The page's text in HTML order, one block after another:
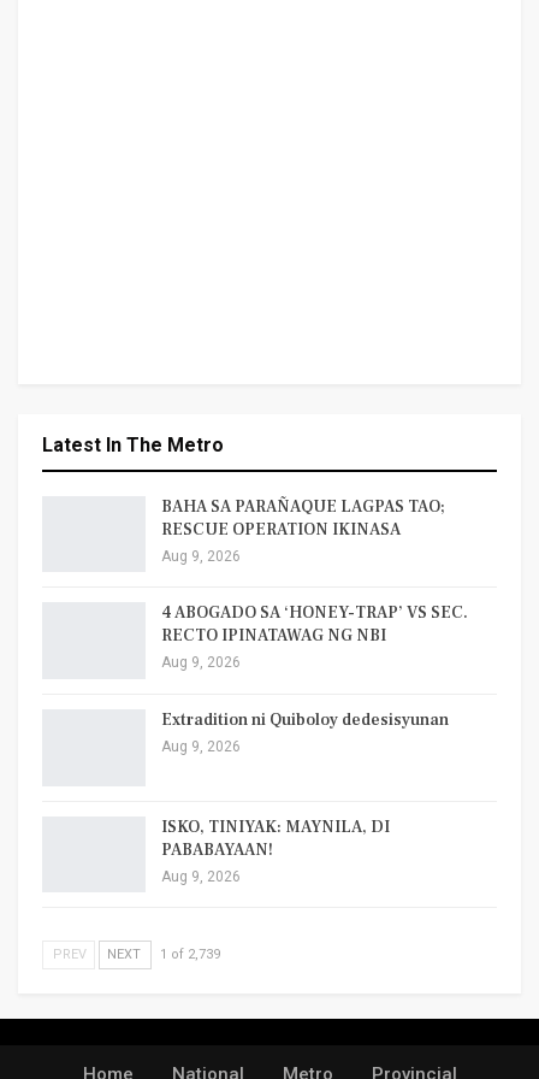
Latest In The Metro
BAHA SA PARAÑAQUE LAGPAS TAO;
RESCUE OPERATION IKINASA
Aug 9, 2026
4 ABOGADO SA ‘HONEY-TRAP’ VS SEC.
RECTO IPINATAWAG NG NBI
Aug 9, 2026
Extradition ni Quiboloy dedesisyunan
Aug 9, 2026
ISKO, TINIYAK: MAYNILA, DI
PABABAYAAN!
Aug 9, 2026
PREV NEXT 1 of 2,739
Home National Metro Provincial